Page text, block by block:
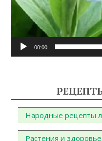
00:00
Народные рецепты
Растения и здоровье